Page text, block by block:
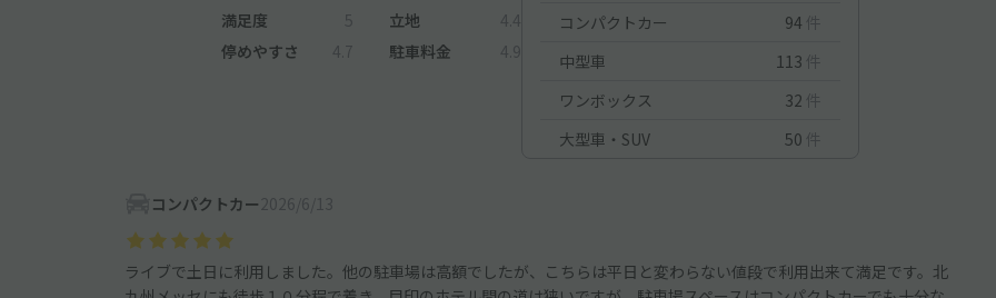
満足度 5 立地
4.4
停めやすさ
4.7 駐車料金 4.9
コンパクトカー
94 件
中型車
113 件
ワンボックス
32 件
大型車・SUV
50 件
コンパクトカー 2026/6/13
ライブで土日に利用しました。他の駐車場は高額でしたが、こちらは平日と変わらない値段で利用出来て満足です。北